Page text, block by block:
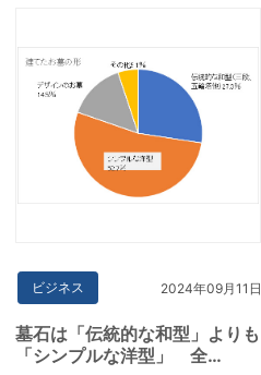
ビジネス 2024年09月11日
墓石は「伝統的な和型」よりも
「シンプルな洋型」 全…